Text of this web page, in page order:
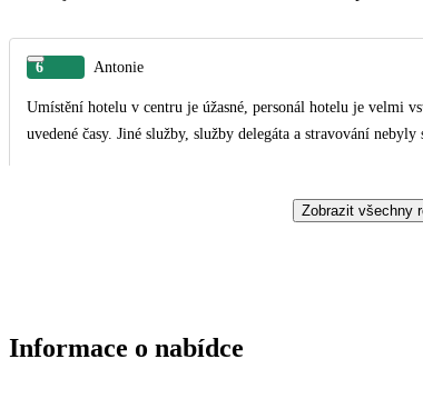
6 Antonie
Umístění hotelu v centru je úžasné, personál hotelu je velmi
uvedené časy. Jiné služby, služby delegáta a stravování
Zobrazit všechny
Informace o nabídce